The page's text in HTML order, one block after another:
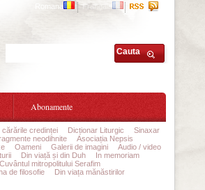
Romana Francais
Cauta
Abonamente
cărările credinței Dicționar Liturgic
Sinaxar
neodihnite
Asociația Nepsis
Oameni Galerii de imagini
Audio / video
Din viață și din Duh
In memoriam
Cuvântul mitropolitului Serafim
de filosofie
Din viața mănăstirilor